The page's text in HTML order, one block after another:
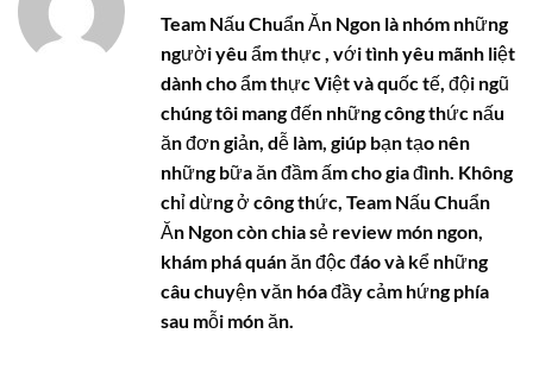
Team Nấu Chuẩn Ăn Ngon là nhóm những
người yêu ẩm thực , với tình yêu mãnh liệt
dành cho ẩm thực Việt và quốc tế, đội ngũ
chúng tôi mang đến những công thức nấu
ăn đơn giản, dễ làm, giúp bạn tạo nên
những bữa ăn đầm ấm cho gia đình. Không
chỉ dừng ở công thức, Team Nấu Chuẩn
Ăn Ngon còn chia sẻ review món ngon,
khám phá quán ăn độc đáo và kể những
câu chuyện văn hóa đầy cảm hứng phía
sau mỗi món ăn.